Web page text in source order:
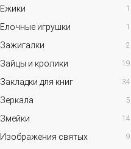
Ежики 1
Елочные игрушки 1
Зажигалки 2
Зайцы и кролики 19
Закладки для книг 34
Зеркала 5
Змейки 14
Изображения святых 9